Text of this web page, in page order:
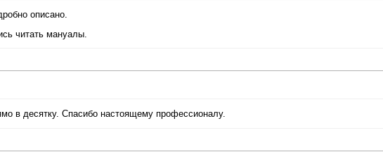
описано.
читать мануалы.
в десятку. Спасибо настоящему профессионалу.